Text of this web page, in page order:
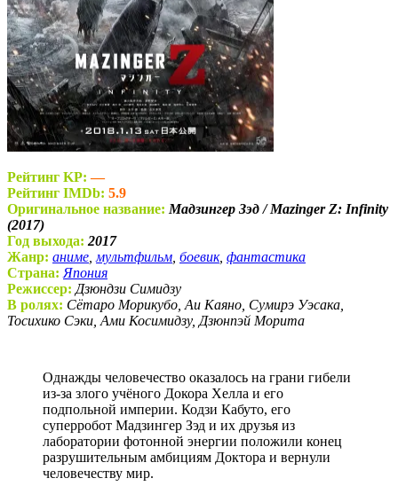
Рейтинг KP: —
Рейтинг IMDb: 5.9
Оригинальное название: Мадзингер Зэд / Mazinger Z: Infinity
(2017)
Год выхода: 2017
Жанр: аниме мультфильм боевик, фантастика
Страна: Япония
Режиссер: Дзюндзи Симидзу
В ролях: Сётаро Морикубо, Аи Каяно, Сумирэ Уэсака,
Тосихико Сэки, Ами Косимидзу, Дзюнпэй Морита
Однажды человечество оказалось на грани гибели
из-за злого учёного Докора Хелла и его
подпольной империи. Кодзи Кабуто, его
суперробот Мадзингер Зэд и их друзья из
лаборатории фотонной энергии положили конец
разрушительным амбициям Доктора и вернули
человечеству мир.